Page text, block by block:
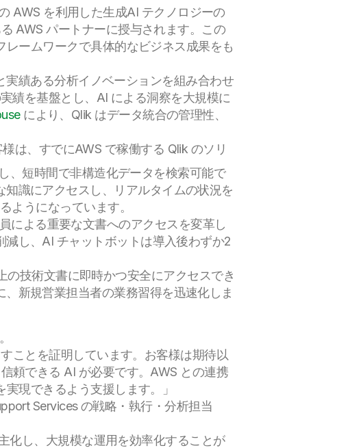
AWS を利用した生成AI テクノロジーの
AWS パートナーに授与されます。この
ームワークで具体的なビジネス成果をも
績ある分析イノベーションを組み合わせ
績を基盤とし、AI による洞察を大規模に
により、Qlik はデータ統合の管理性、
は、すでにAWS で稼働する Qlik のソリ
、短時間で非構造化データを検索可能で
識にアクセスし、リアルタイムの状況を
ようになっています。
による重要な文書へのアクセスを変革し
し、AI チャットボットは導入後わずか2
技術文書に即時かつ安全にアクセスでき
新規営業担当者の業務習得を迅速化しま
ことを証明しています。お客様は期待以
頼できる AI が必要です。AWS との連携
現できるよう支援します。」
Services の戦略・執行・分析担当
化し、大規模な運用を効率化することが